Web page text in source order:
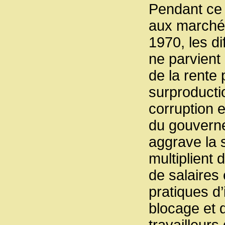
Pendant
aux
1970, les
ne
de la rente
corruption
du
aggrave la
multiplient
de salaires
pratiques
blocage et